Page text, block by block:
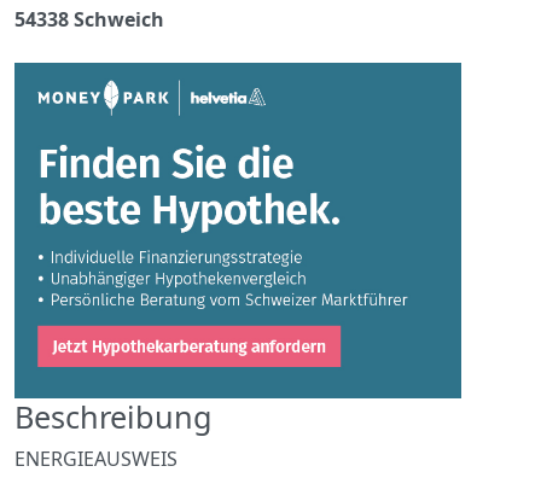
54338 Schweich
Beschreibung
ENERGIEAUSWEIS